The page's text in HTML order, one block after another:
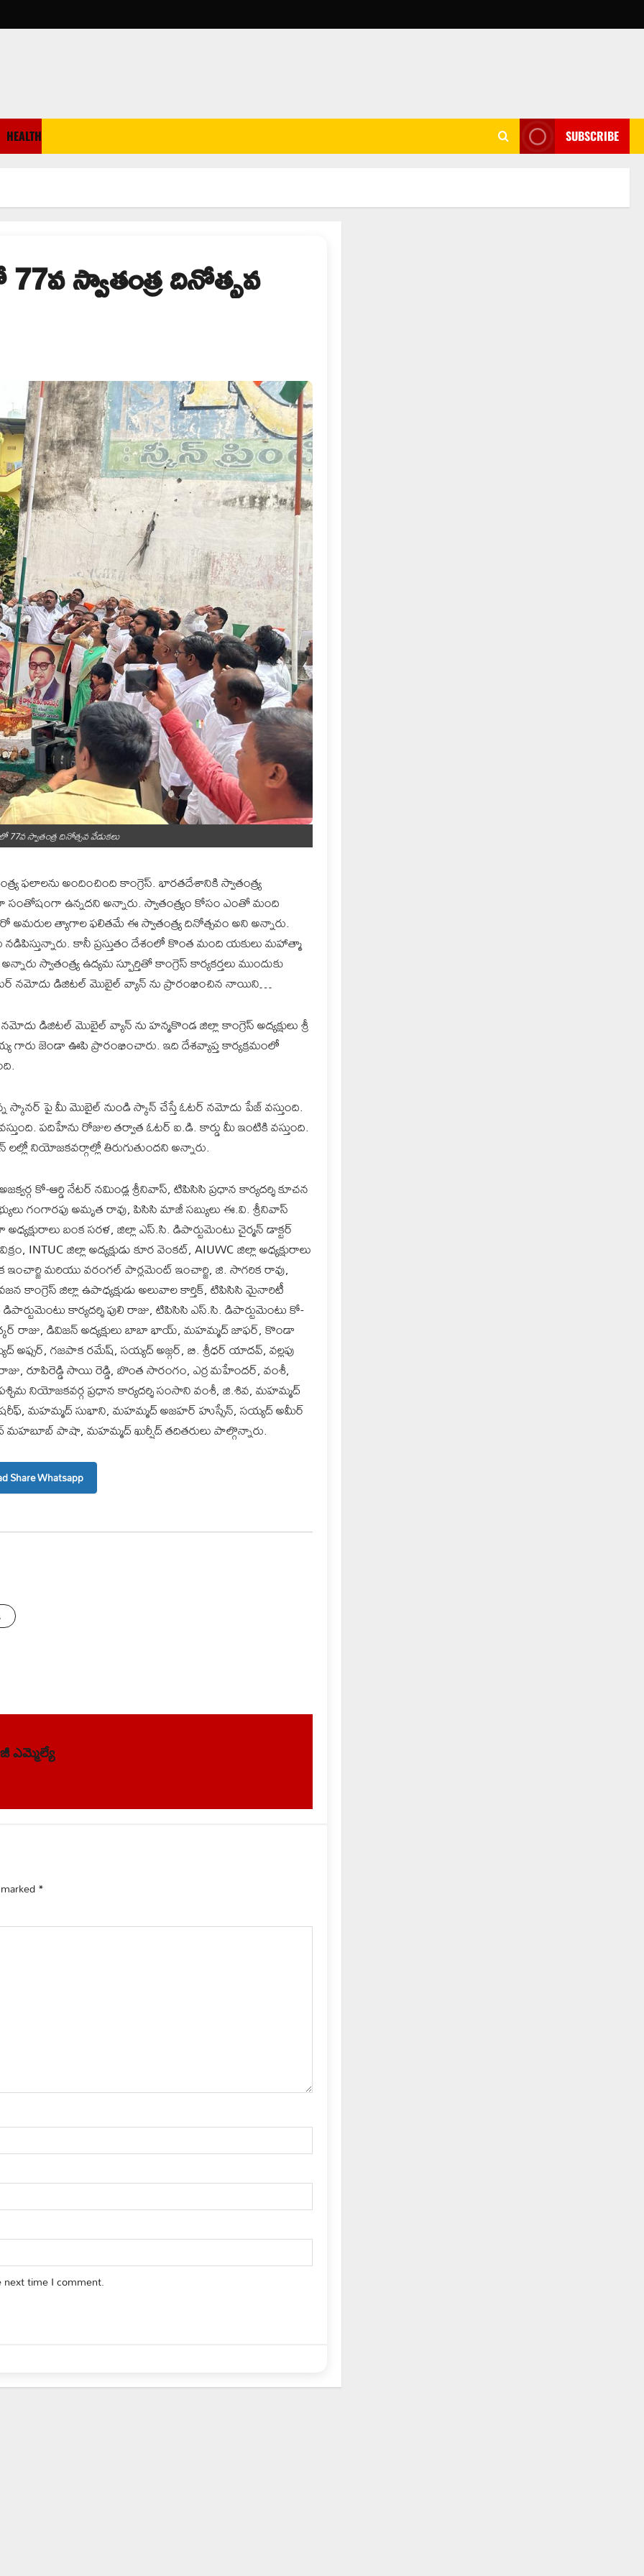
HEALTH SUBSCRIBE
స్వాతంత్ర దినోత్సవ
స్వాతంత్ర దినోత్సవ వేడుకలు
ఫలాలను అందించింది కాంగ్రెస్. భారతదేశానికి స్వాతంత్ర్య
ఉన్నదని అన్నారు. స్వాతంత్య్రం కోసం ఎంతో మంది
అమరుల త్యాగాల ఫలితమే ఈ స్వాతంత్ర్య దినోత్సవం అని అన్నారు.
నడిపిస్తున్నారు. కానీ ప్రస్తుతం దేశంలో కొంత మంది యకులు మహాత్మా
స్వాతంత్ర్య ఉద్యమ స్పూర్తితో కాంగ్రెస్ కార్యకర్తలు ముందుకు
ఓటర్ నమోదు డిజిటల్ మొబైల్ వ్యాన్ ను ప్రారంభించిన నాయిని…
డిజిటల్ మొబైల్ వ్యాన్ ను హన్మకొండ జిల్లా కాంగ్రెస్ అద్యక్షులు శ్రీ
జెండా ఊపి ప్రారంభించారు. ఇది దేశవ్యాప్త కార్యక్రమంలో
పై మీ మొబైల్ నుండి స్కాన్ చేస్తే ఓటర్ నమోదు పేజ్ వస్తుంది.
పదిహేను రోజుల తర్వాత ఓటర్ ఐ.డి. కార్డు మీ ఇంటికి వస్తుంది.
నియోజకవర్గాల్లో తిరుగుతుందని అన్నారు.
కో-ఆర్డి నేటర్ నమిండ్ల శ్రీనివాస్, టిపిసిసి ప్రధాన కార్యదర్శి కూచన
గంగారపు అమృత రావు, పిసిసి మాజీ సబ్యులు ఈ.వి. శ్రీనివాస్
బంక సరళ, జిల్లా ఎస్.సి. డిపార్టుమెంటు చైర్మన్ డాక్టర్
INTUC జిల్లా అద్యక్షుడు కూర వెంకట్, AIUWC జిల్లా అధ్యక్షురాలు
ఇంచార్జి మరియు వరంగల్ పార్లమెంట్ ఇంచార్జి, జి. సాగరిక రావు,
కాంగ్రెస్ జిల్లా ఉపాధ్యక్షుడు అలువాల కార్తిక్, టిపిసిసి మైనారిటీ
కార్యదర్శి పులి రాజు, టిపిసిసి ఎస్.సి. డిపార్టుమెంటు కో-
రాజు, డివిజన్ అద్యక్షులు బాబా భాయ్, మహమ్మద్ జాఫర్, కొండా
అఫ్సర్, గజపాక రమేష్, సయ్యద్ అజ్గర్, బి. శ్రీధర్ యాదవ్, వల్లపు
రూపిరెడ్డి సాయి రెడ్డి, బొంత సారంగం, ఎర్ర మహేందర్, వంశీ,
నియోజకవర్గ ప్రధాన కార్యదర్శి సంసాని వంశీ, జి.శివ, మహమ్మద్
మహమ్మద్ సుభాని, మహమ్మద్ అజహర్ హుస్సేన్, సయ్యద్ అమీర్
పాషా, మహమ్మద్ ఖుర్షీద్ తదితరులు పాల్గొన్నారు.
Share Whatsapp
ఎమ్మెల్యే
*
next time I comment.